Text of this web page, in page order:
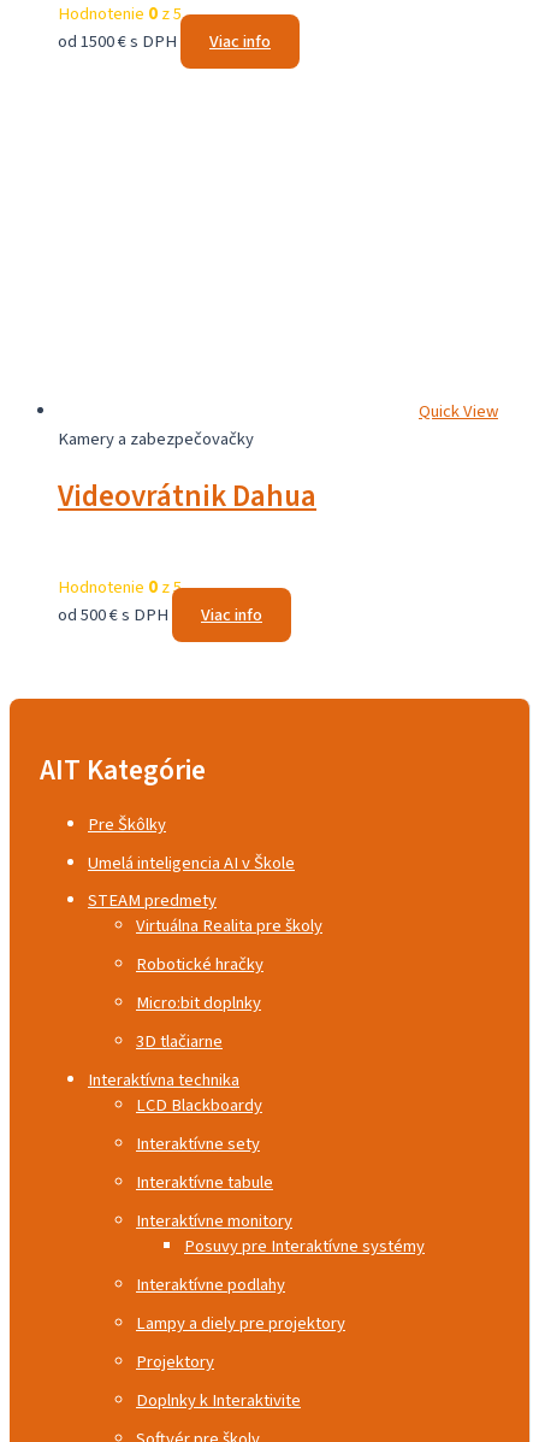
AIT Kategórie
Pre Škôlky
Umelá inteligencia AI v Škole
STEAM predmety
Virtuálna Realita pre školy
Robotické hračky
Micro:bit doplnky
3D tlačiarne
Interaktívna technika
LCD Blackboardy
Interaktívne sety
Interaktívne tabule
Interaktívne monitory
Posuvy pre Interaktívne systémy
Interaktívne podlahy
Lampy a diely pre projektory
Projektory
Doplnky k Interaktivite
Hodnotenie 0z 5
od 1500 € s DPH
Viac info
Quick View
Kamery a zabezpečovačky
Videovrátnik Dahua
Hodnotenie 0z 5
od 500 € s DPH
Viac info